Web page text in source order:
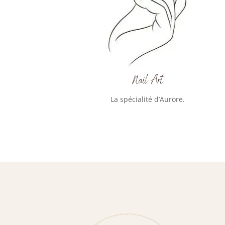
Nail Art
La spécialité d’Aurore.